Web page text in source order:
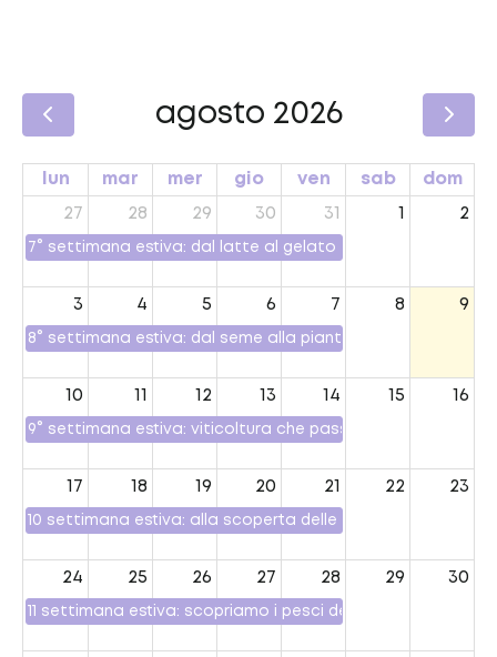
agosto 2026
lun mar mer gio ven sab dom
27
7° settimana estiva: dal latte al gelato
28 29 30 31 1 2
3
8° settimana estiva: dal seme alla pianta
4 5 6 7 8 9
10
9° settimana estiva: viticoltura che passione
11 12 13 14 15 16
17
10 settimana estiva: alla scoperta delle api
18 19 20 21 22 23
24
11 settimana estiva: scopriamo i pesci dei nostri fiumi
25 26 27 28 29 30